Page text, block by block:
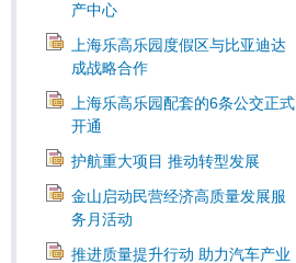
产中心
上海乐高乐园度假区与比亚迪达
成战略合作
上海乐高乐园配套的6条公交正式
开通
护航重大项目 推动转型发展
金山启动民营经济高质量发展服
务月活动
推进质量提升行动 助力汽车产业